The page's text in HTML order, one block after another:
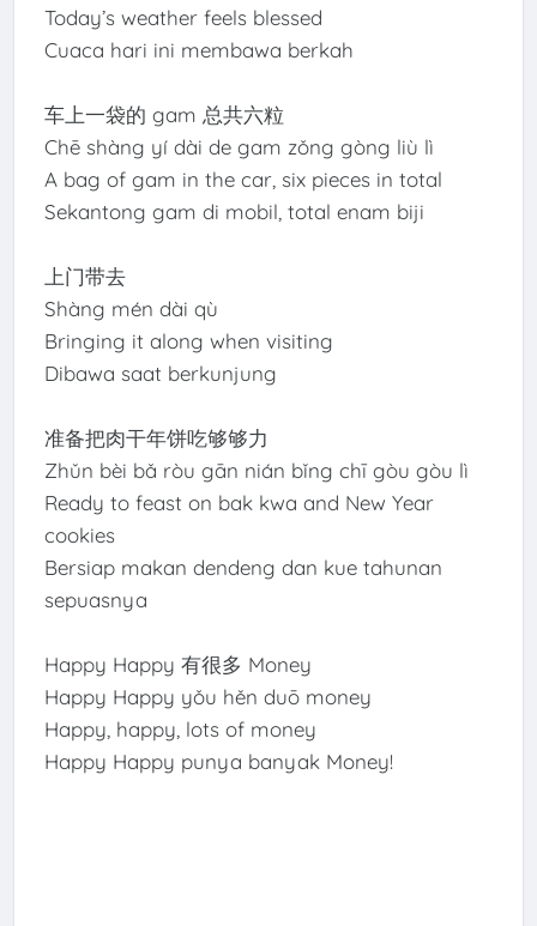
Today’s weather feels blessed
Cuaca hari ini membawa berkah
车上一袋的 gam 总共六粒
Chē shàng yí dài de gam zǒng gòng liù lì
A bag of gam in the car, six pieces in total
Sekantong gam di mobil, total enam biji
上门带去
Shàng mén dài qù
Bringing it along when visiting
Dibawa saat berkunjung
准备把肉干年饼吃够够力
Zhǔn bèi bǎ ròu gān nián bǐng chī gòu gòu lì
Ready to feast on bak kwa and New Year
cookies
Bersiap makan dendeng dan kue tahunan
sepuasnya
Happy Happy 有很多 Money
Happy Happy yǒu hěn duō money
Happy, happy, lots of money
Happy Happy punya banyak Money!